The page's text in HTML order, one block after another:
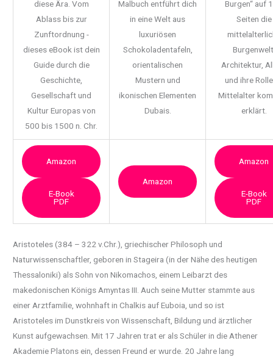
diese Ära. Vom
Ablass bis zur
Zunftordnung -
dieses eBook ist dein
Guide durch die
Geschichte,
Gesellschaft und
Kultur Europas von
500 bis 1500 n. Chr.
Malbuch entführt dich
in eine Welt aus
luxuriösen
Schokoladentafeln,
orientalischen
Mustern und
ikonischen Elementen
Dubais.
Burgen“ auf
Seiten die
Architektur,
und ihre
Mittelalter
erklärt.
Amazon
E-Book
PDF
Amazon
Amazon
E-Book
PDF
Aristoteles (384 – 322 v.Chr.), griechischer Philosoph und
Naturwissenschaftler, geboren inStageira (in der Nähe des heutigen
Thessaloniki) als Sohn von Nikomachos, einem Leibarzt des
makedonischen Königs Amyntas III. Auch seine Mutter stammte aus
einer Arztfamilie, wohnhaft in Chalkis auf Euboia, und so ist
Aristoteles im Dunstkreis von Wissenschaft, Bildung und ärztlicher
Kunst aufgewachsen. Mit 17 Jahren trat er als Schüler in die Athener
Akademie Platons ein, dessen Freund er wurde. 20 Jahre lang